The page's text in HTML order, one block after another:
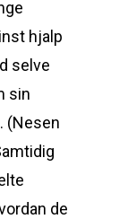
hjalp
selve
sin
(Nesen
de